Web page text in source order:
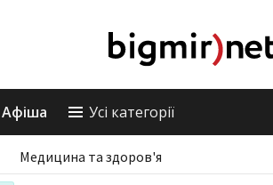
Афіша Усі категорії
Медицина та здоров'я